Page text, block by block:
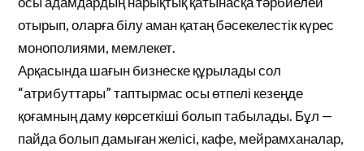
отырып, оларға білу аман қатаң бәсекелестік күрес
монополиями, мемлекет.
Арқасында шағын бизнеске құрылады сол
“атрибуттары” таптырмас осы өтпелі кезеңде
қоғамның даму көрсеткіші болып табылады. Бұл —
пайда болып дамыған желісі, кафе, мейрамханалар,